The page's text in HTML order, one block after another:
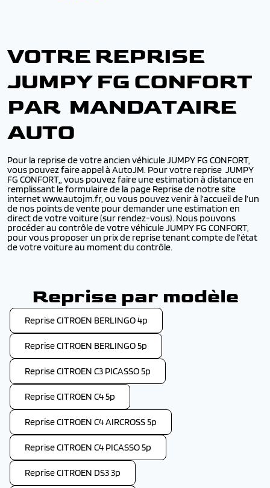
VOTRE REPRISE
JUMPY FG CONFORT
PAR MANDATAIRE
AUTO
Pour la reprise de votre ancien véhicule JUMPY FG CONFORT,
vous pouvez faire appel à AutoJM. Pour votre reprise JUMPY
FG CONFORT,, vous pouvez faire une estimation à distance en
remplissant le formulaire de la page Reprise de notre site
internet www.autojm.fr, ou vous pouvez venir à l’accueil de l’un
de nos points de vente pour demander une estimation en
direct de votre voiture (sur rendez-vous). Nous pouvons
procéder au contrôle de votre véhicule JUMPY FG CONFORT,
pour vous proposer un prix de reprise tenant compte de l’état
de votre voiture au moment du contrôle.
Reprise par modèle
Reprise CITROEN BERLINGO 4p
Reprise CITROEN BERLINGO 5p
Reprise CITROEN C3 PICASSO 5p
Reprise CITROEN C4 5p
Reprise CITROEN C4 AIRCROSS 5p
Reprise CITROEN C4 PICASSO 5p
Reprise CITROEN DS3 3p